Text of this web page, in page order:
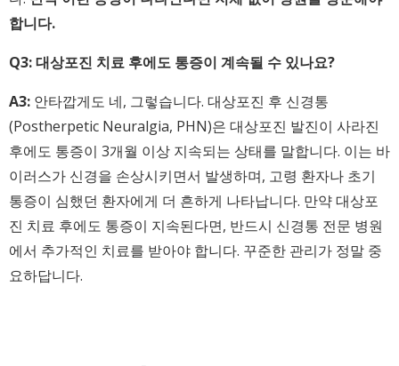
합니다.
Q3: 대상포진 치료 후에도 통증이 계속될 수 있나요?
A3: 안타깝게도 네, 그렇습니다. 대상포진 후 신경통
(Postherpetic Neuralgia, PHN)은 대상포진 발진이 사라진
후에도 통증이 3개월 이상 지속되는 상태를 말합니다. 이는 바
이러스가 신경을 손상시키면서 발생하며, 고령 환자나 초기
통증이 심했던 환자에게 더 흔하게 나타납니다. 만약 대상포
진 치료 후에도 통증이 지속된다면, 반드시 신경통 전문 병원
에서 추가적인 치료를 받아야 합니다. 꾸준한 관리가 정말 중
요하답니다.